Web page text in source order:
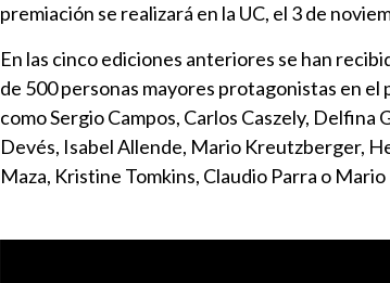
premiación se realizará en la UC, el 3 de
En las cinco ediciones anteriores se han
de 500 personas mayores protagonistas en
como Sergio Campos, Carlos Caszely, Delfina
Devés, Isabel Allende, Mario Kreutzberger,
Maza, Kristine Tomkins, Claudio Parra o